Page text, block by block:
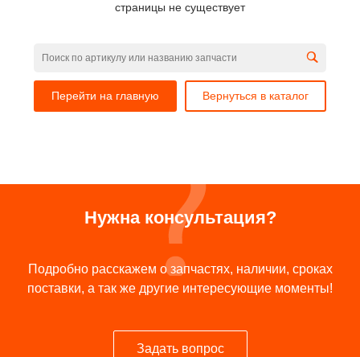
страницы не существует
Перейти на главную Вернуться в каталог
Нужна консультация?
Подробно расскажем о запчастях, наличии, сроках
поставки, а так же другие интересующие моменты!
Задать вопрос